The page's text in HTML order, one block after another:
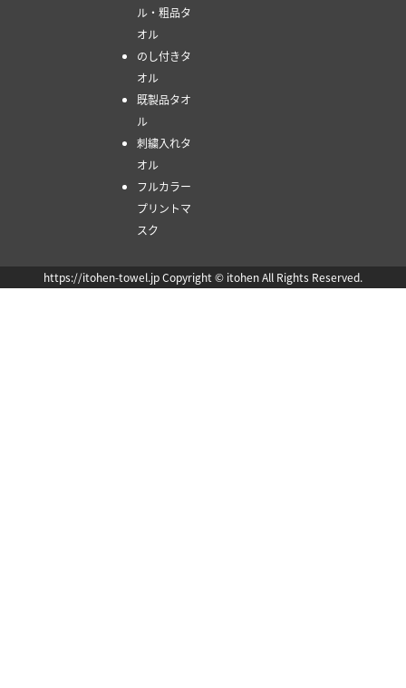
ル・粗品タ
オル
のし付きタ
オル
既製品タオ
ル
刺繍入れタ
オル
フルカラー
プリントマ
スク
https://itohen-towel.jp Copyright © itohen All Rights Reserved.